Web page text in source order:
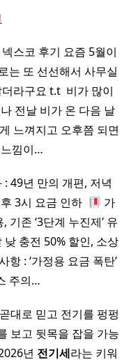
스코 후기 요즘 5월이
는 또 선선해서 사무실
라구요 t.t ​ 비가 많이
전날 비가 온 다음 날
느껴지고 오후쯤 되면
낌이…
: 49년 만의 개편, 저녁
3시 요금 인하
가
기존 ‘3단계 누진제’ 유
충전 50% 할인, 소상
항 : ‘가정용 요금 폭탄’
주의…
대로 믿고 전기를 펑펑
보고 뒷목을 잡을 가능
년 전기세라는 키워